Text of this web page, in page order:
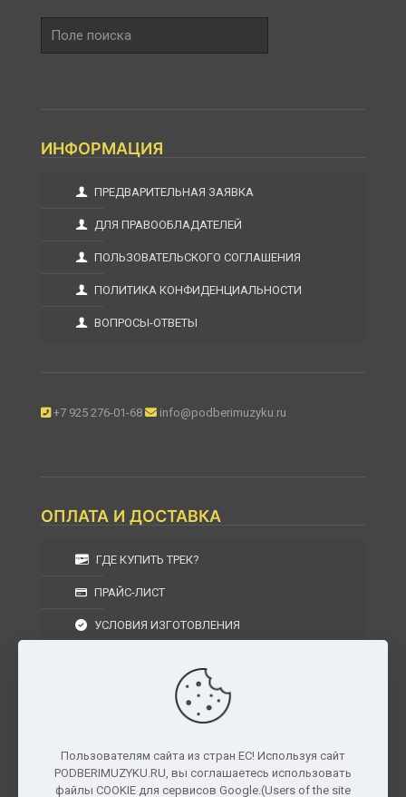
поиска
ИНФОРМАЦИЯ
ПРЕДВАРИТЕЛЬНАЯ ЗАЯВКА
ДЛЯ ПРАВООБЛАДАТЕЛЕЙ
ПОЛЬЗОВАТЕЛЬСКОГО СОГЛАШЕНИЯ
ПОЛИТИКА КОНФИДЕНЦИАЛЬНОСТИ
ВОПРОСЫ-ОТВЕТЫ
+7 925 276-01-68 info@podberimuzyku.ru
ОПЛАТА И ДОСТАВКА
ГДЕ КУПИТЬ ТРЕК?
ПРАЙС-ЛИСТ
УСЛОВИЯ ИЗГОТОВЛЕНИЯ
УСЛОВИЯ ВОЗВРАТА
г. Москва, Московская область, Центральный
Пользователям сайта из стран ЕС! Используя сайт
PODBERIMUZYKU.RU, вы соглашаетесь использовать
файлы COOKIE для сервисов Google.(Users of the site